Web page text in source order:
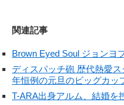
関連記事
Brown Eyed Soul ジョンヨ
ディスパッチ砲 歴代熱愛
年恒例の元旦のビッグカッ
T-ARA出身アルム、結婚を